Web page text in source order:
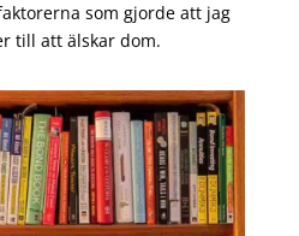
som gjorde att jag
till att älskar dom.